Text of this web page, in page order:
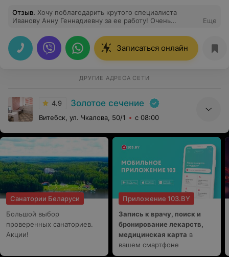
Отзыв. Хочу поблагодарить крутого специалиста
Иванову Анну Геннадиевну за ее работу! Очень
опытом работы. На УЗИ все тщательно посмотрела и
все объяснила. Спасибо!
Еще
Записаться онлайн
ДРУГИЕ АДРЕСА СЕТИ
4.9 Золотое сечение
Витебск, ул. Чкалова, 50/1 с 08:00
Санатории Беларуси
Большой выбор
проверенных санаториев.
Акции!
Приложение 103.BY
Запись к врачу, поиск и
бронирование лекарств,
медицинская карта в
вашем смартфоне